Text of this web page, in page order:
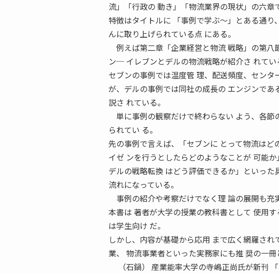
流」「行政の 動き」「物流業界の現状」の六章
特徴はタイトルに 「事例で学ぶ〜」とある通
んに取り上げられている点 にある。
例えば第二章「企業経営と物流 戦略」の第
ン─ イレブンとデルの物流戦略が紹介さ れてい
セブンの事例では温度管 理、配送頻度、セン
が、デルの事例では同社の成長の エンジンで
説さ れている。
単に事例の観察だけで終わらない よう、各節
られてい る。
先の事例で言えば、「セブンに とって物流は
イゼ ンを行うとしたらどのようなことが 可能
デルの戦略転換 はどう評価できるか」といっ
流れになっている。
事例の紹介や考察だけでなく理 論の展開も充
本書は 著者が大学の授業の教科書として 使用
は学生向け だ。
しかし、内容が基礎から応用 まで広く網羅さ
業、 物流事業者といった実務家にも推 奨の一冊
（石鍋） 産業能率大学の寺嶋正尚氏が新刊